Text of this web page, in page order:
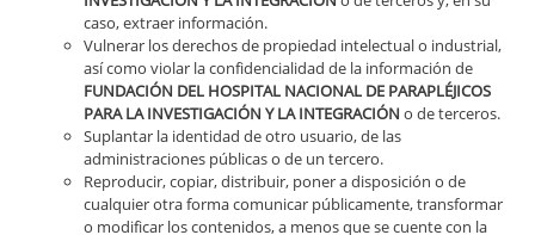
caso, extraer información.
Vulnerar los derechos de propiedad intelectual o industrial,
así como violar la confidencialidad de la información de
FUNDACIÓN DEL HOSPITAL NACIONAL DE PARAPLÉJICOS
PARA LA INVESTIGACIÓN Y LA INTEGRACIÓN o de terceros.
Suplantar la identidad de otro usuario, de las
administraciones públicas o de un tercero.
Reproducir, copiar, distribuir, poner a disposición o de
cualquier otra forma comunicar públicamente, transformar
o modificar los contenidos, a menos que se cuente con la